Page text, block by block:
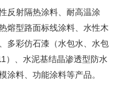
反射隔热涂料、耐高温涂
熔型路面标线涂料、水性木
多彩仿石漆（水包水、水包
）、水泥基结晶渗透型防水
涂料、功能涂料等产品。